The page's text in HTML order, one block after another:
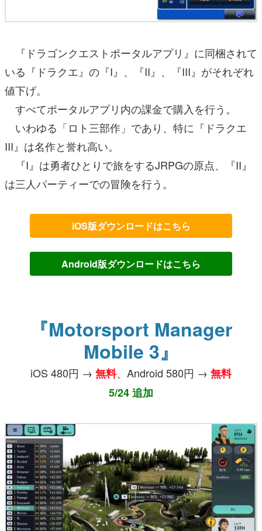
『ドラゴンクエストポータルアプリ』に同梱されて
いる『ドラクエ』の『I』、『II』、『III』がそれぞれ
値下げ。
すべてポータルアプリ内の課金で購入を行う。
いわゆる「ロト三部作」であり、特に『ドラクエ
III』は名作と誉れ高い。
『I』は勇者ひとりで旅をするJRPGの原点、『II』
は三人パーティーでの冒険を行う。
iOS版ダウンロードはこちら
Android版ダウンロードはこちら
『Motorsport Manager
Mobile 3』
iOS 480円 → 無料、Android 580円 → 無料
5/24 追加